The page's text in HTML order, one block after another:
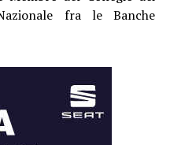
fra le Banche